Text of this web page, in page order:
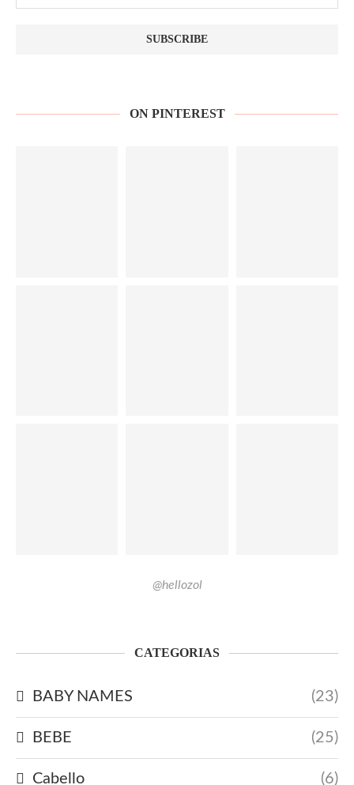
ON PINTEREST
@hellozol
CATEGORIAS
BABY NAMES (23)
BEBE (25)
Cabello (6)